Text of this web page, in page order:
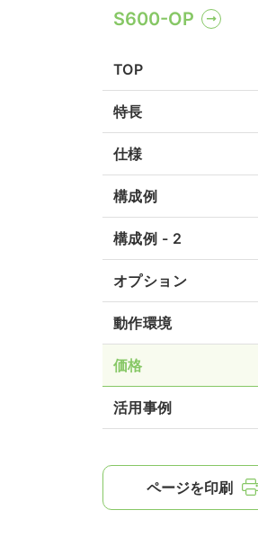
S600-OP
TOP
特長
仕様
構成例
構成例 - 2
オプション
動作環境
価格
活用事例
ページを印刷